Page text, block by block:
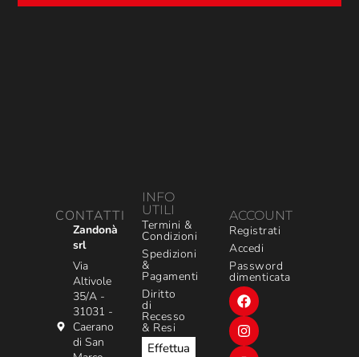
CONTATTI
Zandonà
srl
Via
Altivole
35/A -
31031 -
Caerano
di San
INFO
UTILI
Termini &
Condizioni
Spedizioni
&
Pagamenti
Diritto
di
Recesso
& Resi
Effettua
ACCOUNT
Registrati
Accedi
Password
dimenticata